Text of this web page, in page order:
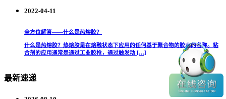
2022-04-11
全方位解答——什么是热熔胶？
什么是热熔胶？热熔胶是在熔融状态下应用的任何基于聚合物的胶水的名称。粘
合剂的应用通常是通过工业胶枪，通过触发动 […]
最新速递